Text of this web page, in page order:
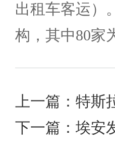
出租车客运）
构，其中80家
下一篇：埃安